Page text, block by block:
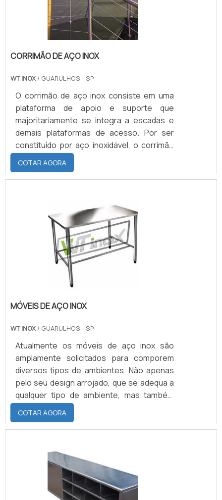
para fazer o.
CORRIMÃO DE AÇO INOX
WT INOX / GUARULHOS - SP
O corrimão de aço inox consiste em uma
plataforma de apoio e suporte que
majoritariamente se integra a escadas e
demais plataformas de acesso. Por ser
constituído por aço inoxidável, o corrimão
de aço é caracterizado por resistir às
intempéries da maneira mais qualificada e
positiva possível.Embora não aparente, é
instalação do equipamento se dê nas áreas
internas ou externas de toda e qualquer
construção civil. A importância do corrimão
em aço inoxPromo.
COTAR AGORA
MÓVEIS DE AÇO INOX
WT INOX / GUARULHOS - SP
Atualmente os móveis de aço inox são
amplamente solicitados para comporem
diversos tipos de ambientes. Não apenas
pelo seu design arrojado, que se adequa a
qualquer tipo de ambiente, mas também
porque os móveis em aço inox
proporcionam várias vantagens em sua
utilização, como: Custo-benefício;
Limpeza.Onde adquirirPara adquirir móveis
em aço inox com qualidade é essencial
poder contar com uma empresa fabricante.
Esse tipo de empresa é capaz de fabricar
COTAR AGORA